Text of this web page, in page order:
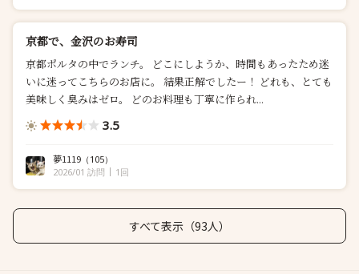
京都で、金沢のお寿司
京都ポルタの中でランチ。 どこにしようか、時間もあったため迷
いに迷ってこちらのお店に。 結果正解でしたー！ どれも、とても
美味しく臭みはゼロ。 どのお料理も丁寧に作られ...
3.5
夢1119 （105）
2026/01 訪問
1回
すべて表示（93人）